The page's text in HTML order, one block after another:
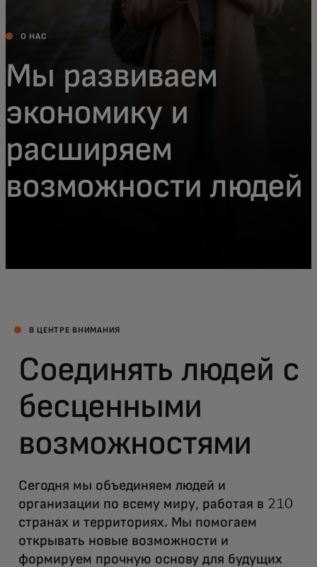
О НАС
Мы развиваем
экономику и
расширяем
возможности людей
В ЦЕНТРЕ ВНИМАНИЯ
Соединять людей с
бесценными
возможностями
Сегодня мы объединяем людей и
организации по всему миру, работая в 210
странах и территориях. Мы помогаем
открывать новые возможности и
формируем прочную основу для будущих